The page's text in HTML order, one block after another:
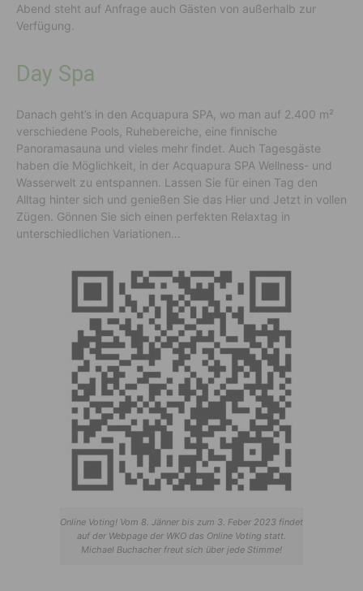
Abend steht auf Anfrage auch Gästen von außerhalb zur
Verfügung.
Day Spa
Danach geht’s in den Acquapura SPA, wo man auf 2.400 m²
verschiedene Pools, Ruhebereiche, eine finnische
Panoramasauna und vieles mehr findet. Auch Tagesgäste
haben die Möglichkeit, in der Acquapura SPA Wellness- und
Wasserwelt zu entspannen. Lassen Sie für einen Tag den
Alltag hinter sich und genießen Sie das Hier und Jetzt in vollen
Zügen. Gönnen Sie sich einen perfekten Relaxtag in
unterschiedlichen Variationen…
Online Voting! Vom 8. Jänner bis zum 3. Feber 2023 findet
auf der Webpage der WKO das Online Voting statt.
Michael Buchacher freut sich über jede Stimme!